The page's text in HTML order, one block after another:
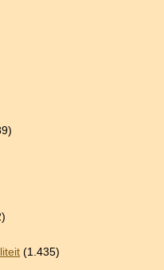
(1.435)